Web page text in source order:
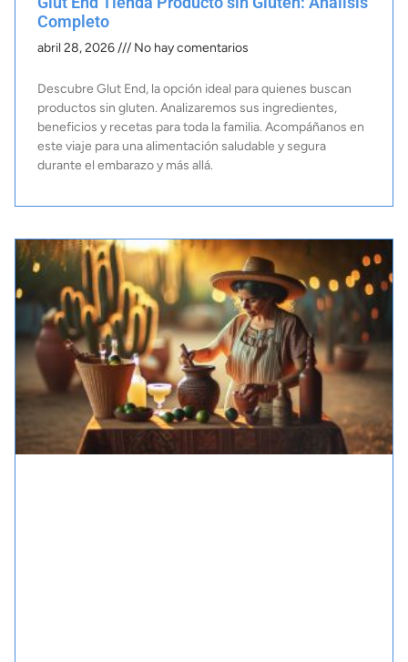
Completo
abril 28, 2026 No hay comentarios
Descubre Glut End, la opción ideal para quienes buscan
productos sin gluten. Analizaremos sus ingredientes,
beneficios y recetas para toda la familia. Acompáñanos en
este viaje para una alimentación saludable y segura
durante el embarazo y más allá.